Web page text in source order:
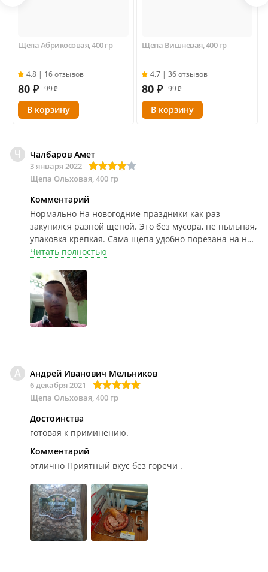
Щепа Абрикосовая, 400 гр
4.8 | 16 отзывов
80 ₽ 99 ₽
Щепа Вишневая, 400 гр
4.7 | 36 отзывов
80 ₽ 99 ₽
Ч Чалбаров Амет
3 января 2022
Щепа Ольховая, 400 гр
Комментарий
Нормально На новогодние праздники как раз
закупился разной щепой. Это без мусора, не пыльная,
упаковка крепкая. Сама щепа удобно порезана на не
очень большие кусочки что подходит к почти любому
Читать полностью
А Андрей Иванович Мельников
6 декабря 2021
Щепа Ольховая, 400 гр
Достоинства
готовая к приминению.
Комментарий
отлично Приятный вкус без горечи .